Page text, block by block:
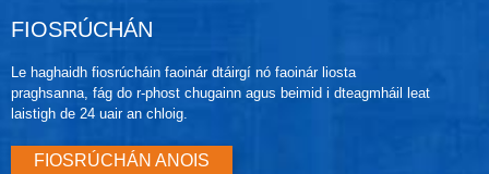
FIOSRÚCHÁN
Le haghaidh fiosrúcháin faoinár dtáirgí nó faoinár liosta
praghsanna, fág do r-phost chugainn agus beimid i dteagmháil leat
laistigh de 24 uair an chloig.
FIOSRÚCHÁN ANOIS